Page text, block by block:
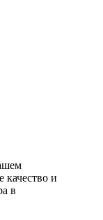
качество и
в